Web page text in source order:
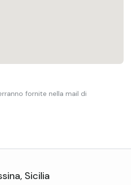
fornite nella mail di
, Sicilia